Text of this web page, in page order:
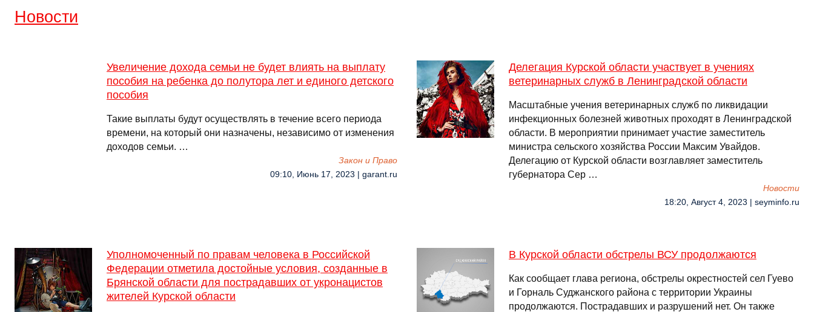
Новости
Увеличение дохода семьи не будет влиять на выплату
пособия на ребенка до полутора лет и единого детского
пособия
Такие выплаты будут осуществлять в течение всего периода
времени, на который они назначены, независимо от изменения
доходов семьи. …
Закон и Право
09:10, Июнь 17, 2023 | garant.ru
Делегация Курской области участвует в учениях
ветеринарных служб в Ленинградской области
Масштабные учения ветеринарных служб по ликвидации
инфекционных болезней животных проходят в Ленинградской
области. В мероприятии принимает участие заместитель
министра сельского хозяйства России Максим Увайдов.
Делегацию от Курской области возглавляет заместитель
губернатора Сер …
Новости
18:20, Август 4, 2023 | seyminfo.ru
Уполномоченный по правам человека в Российской
Федерации отметила достойные условия, созданные в
Брянской области для пострадавших от укронацистов
жителей Курской области
В Курской области обстрелы ВСУ продолжаются
Как сообщает глава региона, обстрелы окрестностей сел Гуево
и Горналь Суджанского района с территории Украины
продолжаются. Пострадавших и разрушений нет. Он также